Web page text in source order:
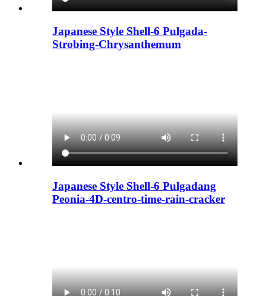
Japanese Style Shell-6 Pulgada-
Strobing-Chrysanthemum
Japanese Style Shell-6 Pulgadang
Peonia-4D-centro-time-rain-cracker